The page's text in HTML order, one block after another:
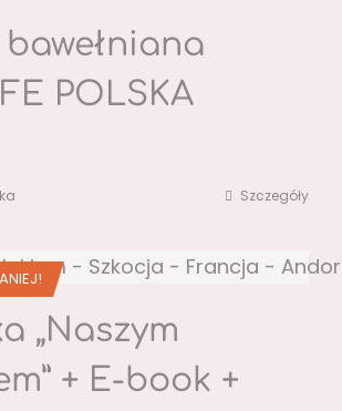
POLSKA
Szczegóły
„Naszym
+ E-book +